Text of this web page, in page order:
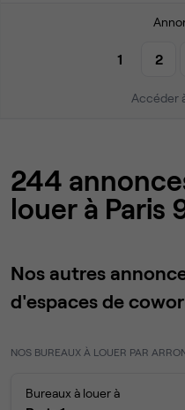
1 2
Accéder
244
louer à Paris
Nos autres
d'espaces de
NOS BUREAUX À LOUER PAR
Bureaux à louer à